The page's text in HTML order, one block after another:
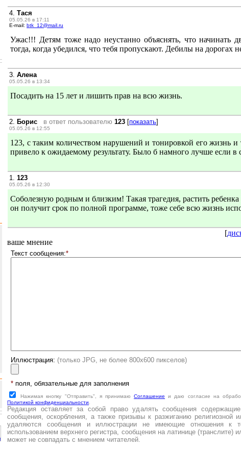
4. Тася
05.05.26 в 17:11
E-mail: btk_12@mail.ru
Ужас!!! Детям тоже надо неустанно объяснять, что начинать
тогда, когда убедился, что тебя пропускают. Дебилы на дорогах
3. Алена
05.05.26 в 13:34
Посадить на 15 лет и лишить прав на всю жизнь.
2. Борис в ответ пользователю 123 [показать]
05.05.26 в 12:55
123, с таким количеством нарушений и тонировкой его жизнь
привело к ожидаемому результату. Было б намного лучше если в
1. 123
05.05.26 в 12:30
Соболезную родным и близким! Такая трагедия, растить
он получит срок по полной программе, тоже себе всю жизнь
[
ваше мнение
Текст сообщения:*
Иллюстрация: (только JPG, не более 800х600 пикселов)
*поля, обязательные для заполнения
Нажимая кнопку "Отправить", я принимаюCоглашение и даю согласие на
Политикой конфиденциальности
Редакция оставляет за собой право удалять сообщения
сообщения, оскорбления, а также призывы к разжиганию религиозной
удаляются сообщения и иллюстрации не имеющие отношения к
использованием верхнего регистра, сообщения на латинице (транслите)
может не совпадать с мнением читателей.